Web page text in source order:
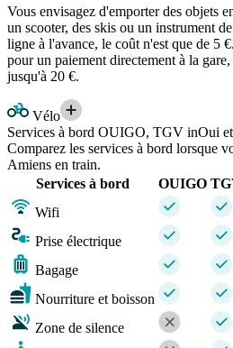
Vous envisagez d'emporter des objets
un scooter, des skis ou un instrument
ligne à l'avance, le coût n'est que de 5
pour un paiement directement à la
jusqu'à 20 €.
Vélo
Services à bord OUIGO, TGV inOui
Comparez les services à bord lorsque
Amiens en train.
Services à bord
OUIGO
Wifi
Prise électrique
Bagage
Nourriture et boisson
Zone de silence